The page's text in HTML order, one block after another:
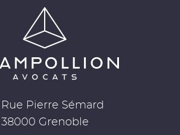
Rue Pierre Sémard
38000 Grenoble